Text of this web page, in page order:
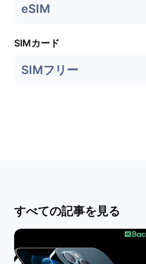
eSIM
SIMカード
SIMフリー
すべての記事を見る